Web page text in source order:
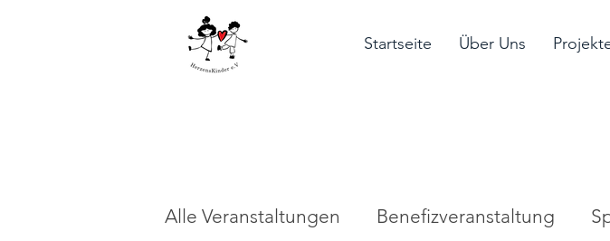
Startseite Über Uns
Alle Veranstaltungen Benefizveranstaltung